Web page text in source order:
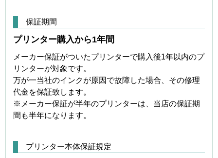
保証期間
プリンター購入から1年間
メーカー保証がついたプリンターで購入後1年以内のプ
リンターが対象です。
万が一当社のインクが原因で故障した場合、その修理
代金を保証致します。
※メーカー保証が半年のプリンターは、当店の保証期
間も半年になります。
プリンター本体保証規定